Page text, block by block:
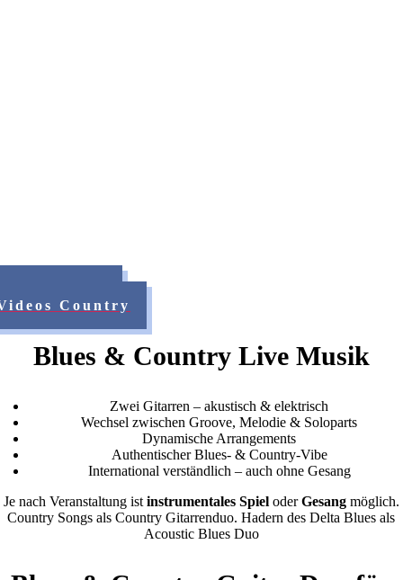
Country
Blues & Country Live Musik
Zwei Gitarren – akustisch & elektrisch
Wechsel zwischen Groove, Melodie & Soloparts
Dynamische Arrangements
Authentischer Blues- & Country-Vibe
International verständlich – auch ohne Gesang
Je nach Veranstaltung ist instrumentales SpieloderGesangmöglich.
Country Songs als Country Gitarrenduo. Hadern des Delta Blues als
Acoustic Blues Duo